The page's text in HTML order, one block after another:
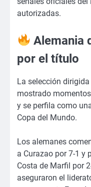
autorizadas.
Alemania
por el título
La selección
mostrado
y se perfila como
Copa del Mundo.
Los alemanes
a Curazao por 7-1 y
Costa de Marfil por
aseguraron el